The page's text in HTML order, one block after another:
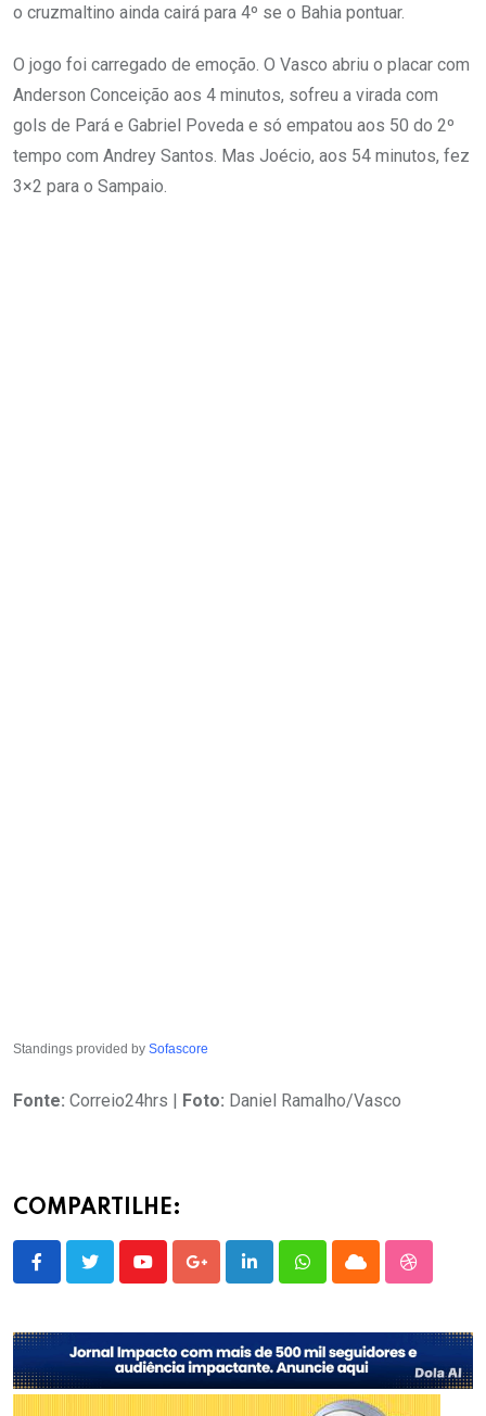
o cruzmaltino ainda cairá para 4º se o Bahia pontuar.
O jogo foi carregado de emoção. O Vasco abriu o placar com
Anderson Conceição aos 4 minutos, sofreu a virada com
gols de Pará e Gabriel Poveda e só empatou aos 50 do 2º
tempo com Andrey Santos. Mas Joécio, aos 54 minutos, fez
3×2 para o Sampaio.
Standings provided by Sofascore
Fonte: Correio24hrs | Foto: Daniel Ramalho/Vasco
COMPARTILHE:
YoutubeGoogle+LinkedInWhatsappCloud